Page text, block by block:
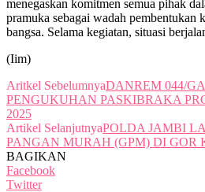
menegaskan komitmen semua pihak
pramuka sebagai wadah pembentukan
bangsa. Selama kegiatan, situasi
(Iim)
Aritkel SebelumnyaDANREM 044/
PENGUKUHAN PASKIBRAKA
2025
Artikel SelanjutnyaPOLDA JAMBI
PANGAN MURAH (GPM) DI GOR
BAGIKAN
Facebook
Twitter